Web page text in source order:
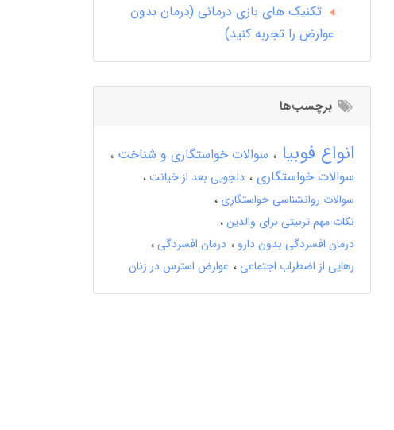
تکنیک های بازی درمانی (درمان بدون
عوارض را تجربه کنید)
برچسب‌ها
انواع فوبیا
سوالات خواستگاری و شناخت
سوالات خواستگاری
دلجویی بعد از خیانت
سوالات روانشناسی خواستگاری
نکات مهم تربیتی برای والدین
درمان افسردگی بدون دارو
درمان افسردگی
رهایی از اضطراب اجتماعی
عوارض استرس در زنان